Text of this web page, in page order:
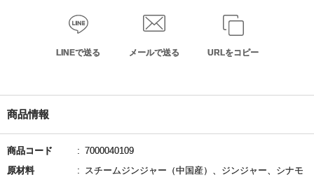
LINEで送る メールで送る URLをコピー
商品情報
商品コード
7000040109
原材料
スチームジンジャー（中国産）、ジンジャー、シナモ